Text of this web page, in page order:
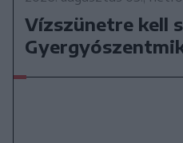
Vízszünetre kell